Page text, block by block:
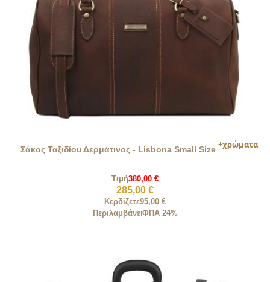
Σάκος Ταξιδίου Δερμάτινος - Lisbona Small Size
Τιμή380,00 €
285,00 €
Κερδίζετε95,00 €
ΠεριλαμβάνειΦΠΑ 24%